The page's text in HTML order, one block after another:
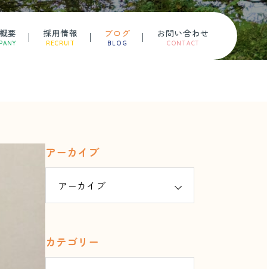
要 採用情報
RECRUIT
ブログ
BLOG
お問い合わせ
CONTACT
アーカイブ
カテゴリー